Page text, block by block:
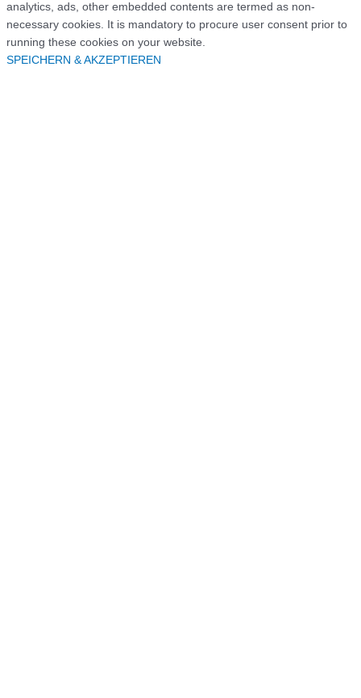
analytics, ads, other embedded contents are termed as non-
necessary cookies. It is mandatory to procure user consent prior to
running these cookies on your website.
SPEICHERN & AKZEPTIEREN